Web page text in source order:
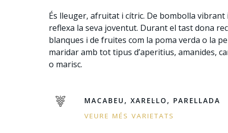
És lleuger, afruitat i cítric. De bombolla vibrant
reflexa la seva joventut. Durant el tast dona
blanques i de fruites com la poma verda o la
maridar amb tot tipus d’aperitius, amanides,
o marisc.
MACABEU, XAREL·LO, PARELLADA
VEURE MÉS VARIETATS